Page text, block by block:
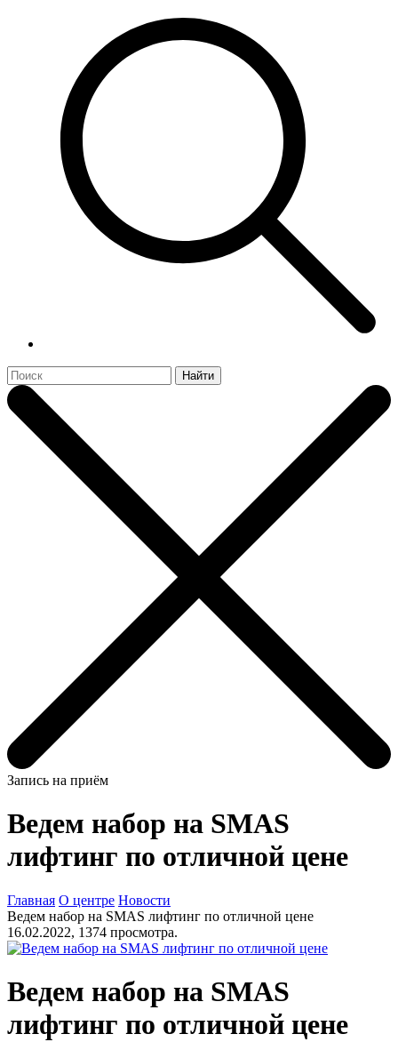
Найти
Запись на приём
Ведем набор на SMAS
лифтинг по отличной цене
Главная О центре Новости
Ведем набор на SMAS лифтинг по отличной цене
16.02.2022, 1374 просмотра.
Ведем набор на SMAS
лифтинг по отличной цене